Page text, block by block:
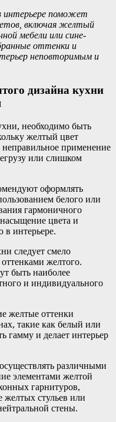
интерьере поможет
включая желтый
мебели или сине-
оттенки и
неповторимым и
дизайна кухни
необходимо быть
желтый цвет
применение
или слишком
оформлять
белого или
гармоничного
цвета и
в интерьере.
следует смело
желтого.
быть наиболее
и индивидуального
желтые оттенки
такие как белый или
гамму и делает интерьер
различными
элементами желтой
гарнитуров,
желтых стульев или
стены.